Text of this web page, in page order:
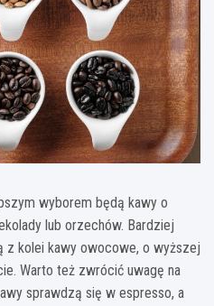
wyborem będą kawy o
lub orzechów. Bardziej
z kolei kawy owocowe, o wyższej
Warto też zwrócić uwagę na
sprawdzą się w espresso, a